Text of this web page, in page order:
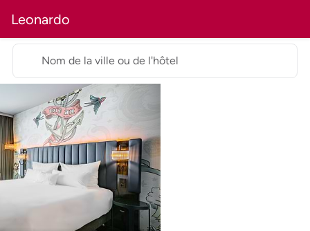
Leonardo
Nom de la ville ou de l'hôtel